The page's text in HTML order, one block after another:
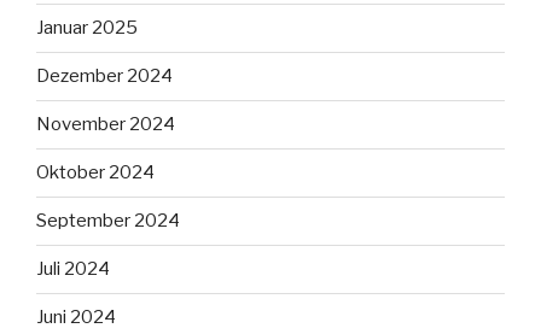
Januar 2025
Dezember 2024
November 2024
Oktober 2024
September 2024
Juli 2024
Juni 2024